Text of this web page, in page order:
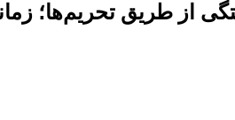
از طریق تحریم‌ها؛